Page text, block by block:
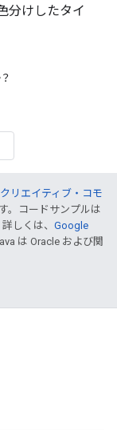
分けしたタイ
クリエイティブ・コモ
。コードサンプルは
しくは、 Google
は Oracle および関